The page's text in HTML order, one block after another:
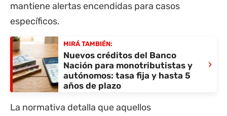
mantiene alertas encendidas para casos
específicos.
MIRÁ TAMBIÉN:
Nuevos créditos del Banco
Nación para monotributistas y
autónomos: tasa fija y hasta 5
años de plazo
›
La normativa detalla que aquellos